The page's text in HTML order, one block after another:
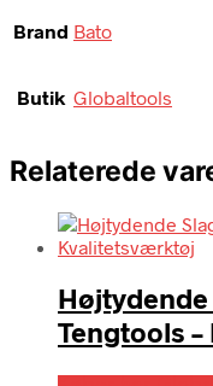
Brand Bato
Butik Globaltools
Relaterede
Højtydende
Tengtools